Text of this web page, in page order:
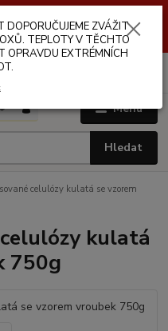
BOXECH MŮŽE DOSAHOVAT
HODNOT.
Menu
Hledat
celulózy kulatá se vzorem
kulatá
750g
DOPORUČUJEME ZVÁŽIT
TEPLOTY V TĚCHTO
OPRAVDU EXTRÉMNÍCH